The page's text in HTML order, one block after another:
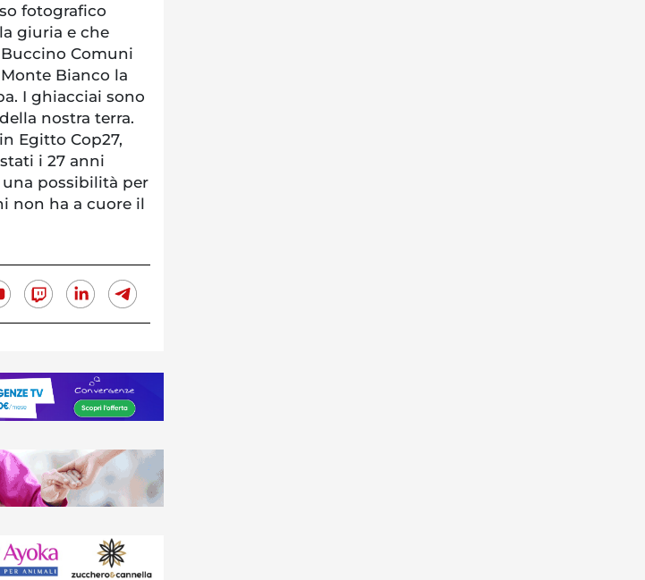
fotografico
giuria e che
Comuni
Bianco la
I ghiacciai sono
nostra terra.
Egitto Cop27,
i 27 anni
possibilità per
non ha a cuore il